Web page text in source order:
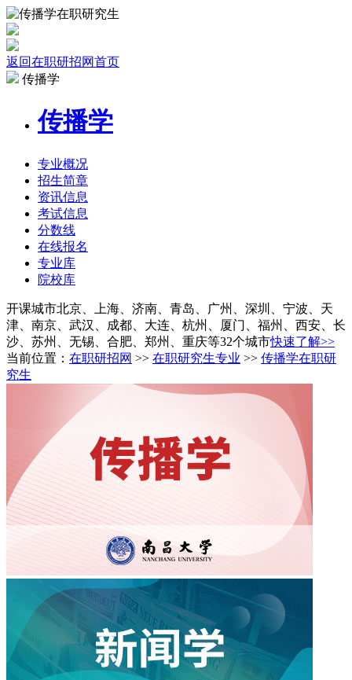
返回在职研招网首页
传播学
传播学
专业概况
招生简章
资讯信息
考试信息
分数线
在线报名
专业库
院校库
开课城市北京、上海、济南、青岛、广州、深圳、宁波、天
津、南京、武汉、成都、大连、杭州、厦门、福州、西安、长
沙、苏州、无锡、合肥、郑州、重庆等32个城市快速了解>>
当前位置： 在职研招网 >> 在职研究生专业 >> 传播学在职研
究生